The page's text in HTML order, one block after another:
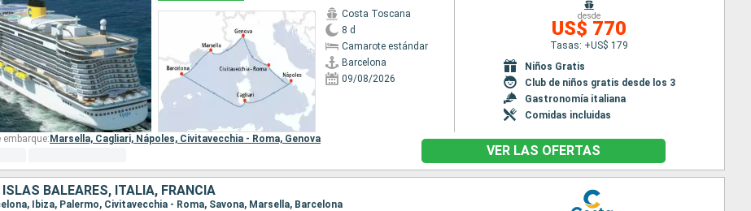
Costa Toscana
8 d
Camarote estándar
Barcelona
09/08/2026
desde
US$ 770
Tasas: +US$ 179
Niños Gratis
Club de niños gratis desde los 3
Gastronomía italiana
Comidas incluidas
Marsella, Cagliari, Nápoles, Civitavecchia - Roma, Genova
VER LAS OFERTAS
BALEARES, ITALIA, FRANCIA
Ibiza, Palermo, Civitavecchia - Roma, Savona, Marsella, Barcelona